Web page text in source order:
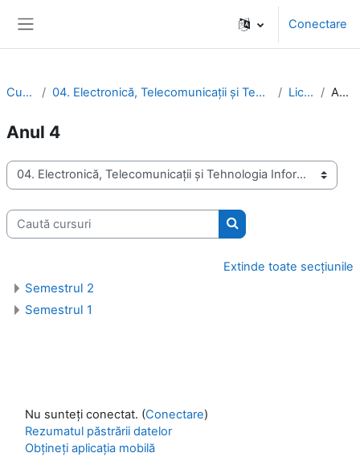
Conectare
Cursuri 04. Electronică, Telecomunicaţii şi Tehnologia Informaţiei Licenţă Anul 4
Anul 4
Categorii curs
Caută cursuri
Caută cursuri
Extinde toate secțiunile
Semestrul 2
Semestrul 1
Nu sunteți conectat. (Conectare)
Rezumatul păstrării datelor
Obțineți aplicația mobilă